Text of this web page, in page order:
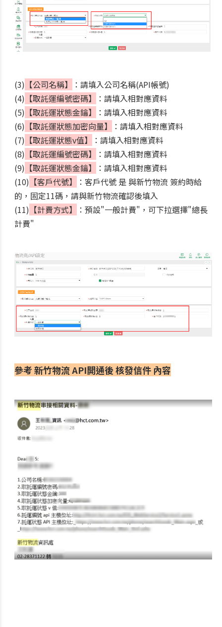
(3) 【公司名稱】
：請填入公司名稱(API帳號)
(4) 【取託運編號密碼】
：請填入相對應資料
(5) 【取託運狀態金鑰】
：請填入相對應資料
(6) 【取託運狀態加密向量】
：請填入相對應資料
(7) 【取託運狀態v值】
：請填入相對應資料
(8) 【取託運編號密碼】
：請填入相對應資料
(9) 【取託運狀態金鑰】
：請填入相對應資料
(10) 【客戶代號】
：客戶代號 是 與新竹物流 簽約時給
的，固定11碼，請與新竹物流確認後填入
(11) 【計費方式】
：預設"一般計費"，可下拉選擇"總長
計費"
參考 新竹物流 API開通後 核發信件 內容